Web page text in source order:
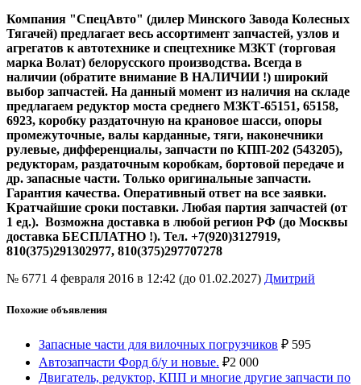
Компания "СпецАвто" (дилер Минского Завода Колесных
Тягачей) предлагает весь ассортимент запчастей, узлов и
агрегатов к автотехнике и спецтехнике МЗКТ (торговая
марка Волат) белорусского производства. Всегда в
наличии (обратите внимание В НАЛИЧИИ !) широкий
выбор запчастей. На данный момент из наличия на складе
предлагаем редуктор моста среднего МЗКТ-65151, 65158,
6923, коробку раздаточную на крановое шасси, опоры
промежуточные, валы карданные, тяги, наконечники
рулевые, дифференциалы, запчасти по КПП-202 (543205),
редукторам, раздаточным коробкам, бортовой передаче и
др. запасные части. Только оригинальные запчасти.
Гарантия качества. Оперативный ответ на все заявки.
Кратчайшие сроки поставки. Любая партия запчастей (от
1 ед.). Возможна доставка в любой регион РФ (до Москвы
доставка БЕСПЛАТНО !). Тел. +7(920)3127919,
810(375)291302977, 810(375)297707278
№ 6771 4 февраля 2016 в 12:42 (до 01.02.2027) Дмитрий
Похожие объявления
Запасные части для вилочных погрузчиков ₽ 595
Автозапчасти Форд б/у и новые. ₽2 000
Двигатель, редуктор, КПП и многие другие запчасти по